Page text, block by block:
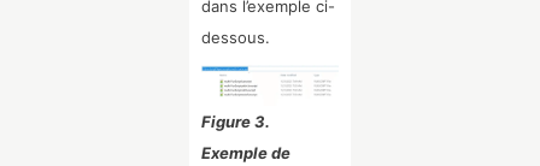
dans l’exemple ci-
dessous.
Figure 3.
Exemple de